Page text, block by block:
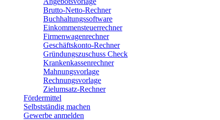
Brutto-Netto-Rechner
Buchhaltungssoftware
Einkommensteuerrechner
Firmenwagenrechner
Geschäftskonto-Rechner
Gründungszuschuss Check
Krankenkassenrechner
Mahnungsvorlage
Rechnungsvorlage
Zielumsatz-Rechner
Fördermittel
Selbstständig machen
Gewerbe anmelden